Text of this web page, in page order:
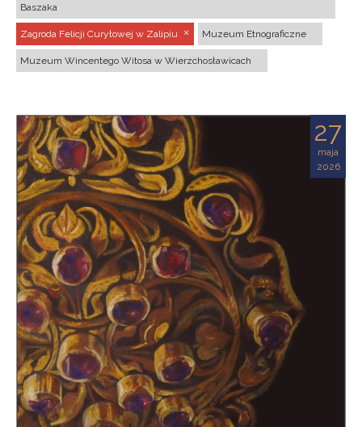
Baszaka
Zagroda Felicji Curyłowej w Zalipiu Muzeum Etnograficzne
Muzeum Wincentego Witosa w Wierzchosławicach
27
maja
2026